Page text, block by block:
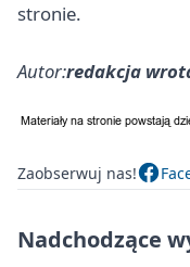
stronie.
Autor:redakcja
Zaobserwuj nas!
Nadchodzące